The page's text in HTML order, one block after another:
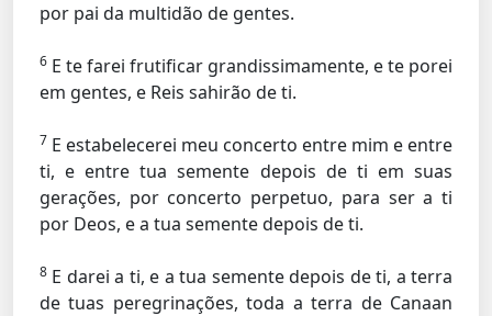
por pai da multidão de gentes.
6 E te farei frutificar grandissimamente, e te porei
em gentes, e Reis sahirão de ti.
7 E estabelecerei meu concerto entre mim e entre
ti, e entre tua semente depois de ti em suas
gerações, por concerto perpetuo, para ser a ti
por Deos, e a tua semente depois de ti.
8 E darei a ti, e a tua semente depois de ti, a terra
de tuas peregrinações, toda a terra de Canaan